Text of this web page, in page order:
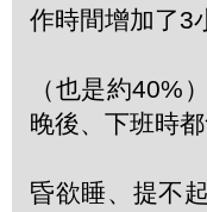
作時間增加了3
（也是約40%
晚後、下班時
昏欲睡、提不